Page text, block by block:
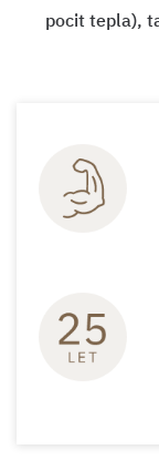
pocit tepla),